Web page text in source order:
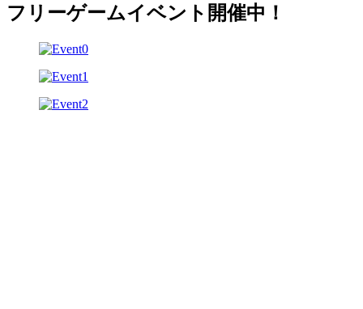
フリーゲームイベント開催中！